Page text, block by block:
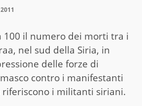
100 il numero dei morti tra i
nel sud della Siria, in
delle forze di
contro i manifestanti
riferiscono i militanti siriani.